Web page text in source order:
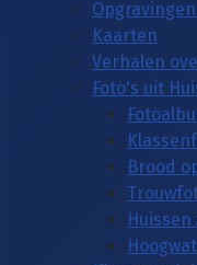
Kaarten
Verhalen
Foto's uit
Brood